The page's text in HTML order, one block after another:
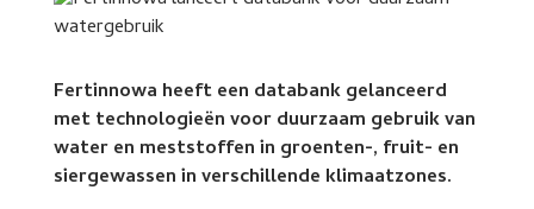
Fertinnowa heeft een databank gelanceerd
met technologieën voor duurzaam gebruik van
water en meststoffen in groenten-, fruit- en
siergewassen in verschillende klimaatzones.